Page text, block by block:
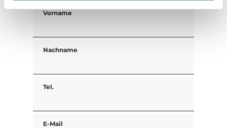
Vorname
Nachname
Tel.
E-Mail